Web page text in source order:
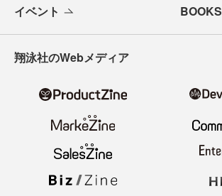
イベント BOOKS
翔泳社のWebメディア